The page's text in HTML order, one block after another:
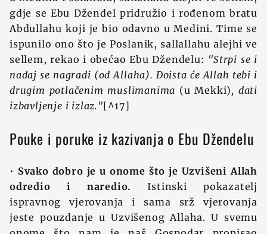
gdje se Ebu Džendel pridružio i rođenom bratu
Abdullahu koji je bio odavno u Medini. Time se
ispunilo ono što je Poslanik, sallallahu alejhi ve
sellem, rekao i obećao Ebu Džendelu: "Strpi se i
nadaj se nagradi (od Allaha). Doista će Allah tebi i
drugim potlačenim muslimanima (u Mekki), dati
izbavljenje i izlaz."[^17]
Pouke i poruke iz kazivanja o Ebu Džendelu
• Svako dobro je u onome što je Uzvišeni Allah
odredio i naredio.
Istinski pokazatelj
ispravnog vjerovanja i sama srž vjerovanja
jeste pouzdanje u Uzvišenog Allaha. U svemu